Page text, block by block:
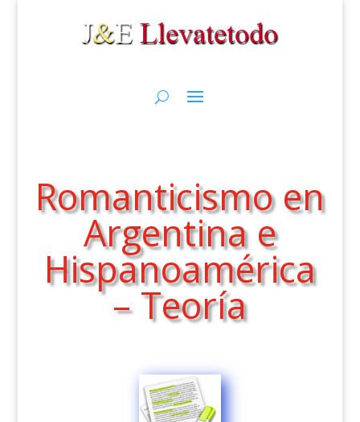
Romanticismo en
Argentina e
Hispanoamérica
– Teoría